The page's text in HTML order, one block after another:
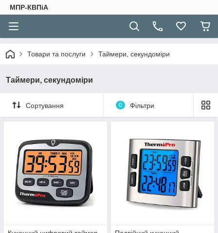
МПР-КВПіА
Товари та послуги Таймери, секундоміри
Таймери, секундоміри
Сортування 0 Фільтри